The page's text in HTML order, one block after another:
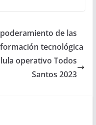
de las
tecnológica
operativo Todos
Santos 2023